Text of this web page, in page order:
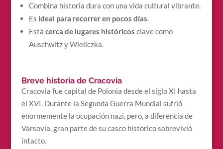
Combina historia dura con una vida cultural vibrante.
Es ideal para recorrer en pocos días.
Está cerca de lugares históricos clave como
Auschwitz y Wieliczka.
Breve historia de Cracovia
Cracovia fue capital de Polonia desde el siglo XI hasta
el XVI. Durante la Segunda Guerra Mundial sufrió
enormemente la ocupación nazi, pero, a diferencia de
Varsovia, gran parte de su casco histórico sobrevivió
intacto.